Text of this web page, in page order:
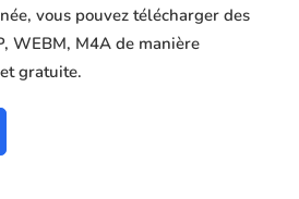
vous pouvez télécharger des
WEBM, M4A de manière
gratuite.